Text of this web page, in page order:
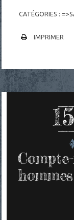
CATÉGORIES :
IMPRIMER
15